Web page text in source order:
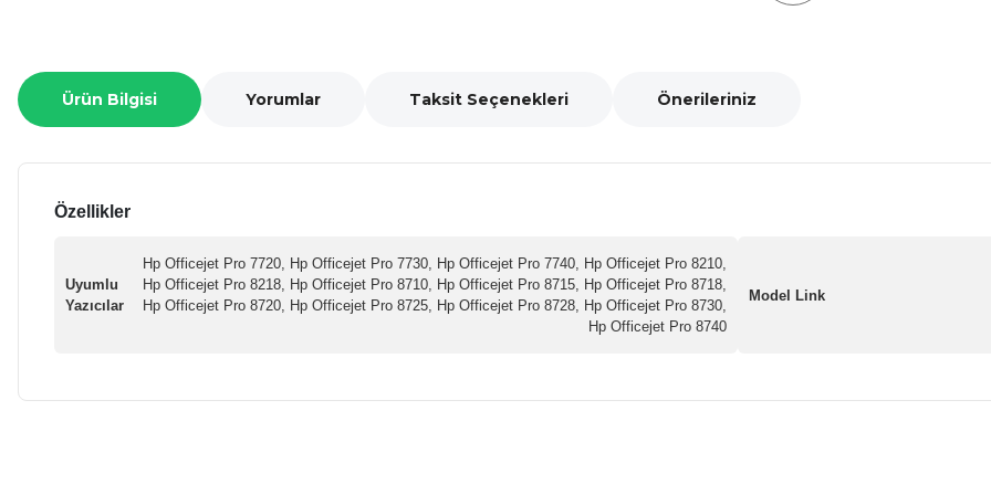
Ürün Bilgisi Yorumlar Taksit Seçenekleri Önerileriniz
Özellikler
Uyumlu
Yazıcılar
Hp Officejet Pro 7720, Hp Officejet Pro 7730, Hp Officejet Pro 7740, Hp Officejet Pro 8210,
Hp Officejet Pro 8218, Hp Officejet Pro 8710, Hp Officejet Pro 8715, Hp Officejet Pro 8718,
Hp Officejet Pro 8720, Hp Officejet Pro 8725, Hp Officejet Pro 8728, Hp Officejet Pro 8730,
Hp Officejet Pro 8740
Model Link